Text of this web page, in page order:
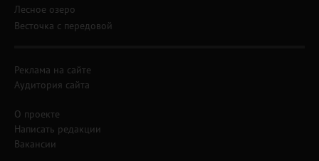
Лесное озеро
Весточка с передовой
Реклама на сайте
Аудитория сайта
О проекте
Написать редакции
Вакансии